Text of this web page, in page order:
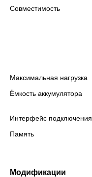
Совместимость
Максимальная нагрузка
Ёмкость аккумулятора
Интерфейс подключения
Память
Модификации